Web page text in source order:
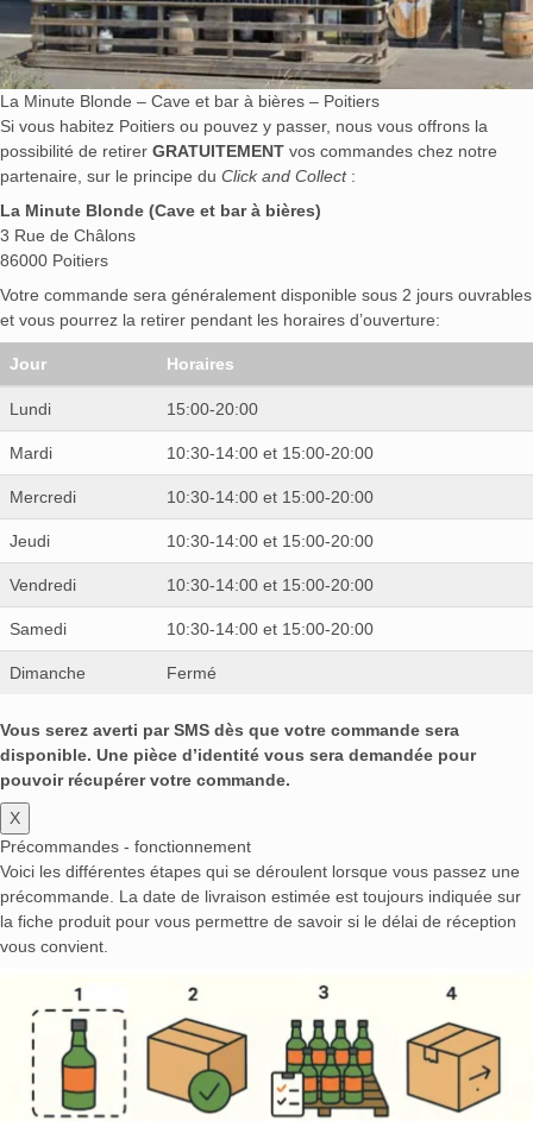
La Minute Blonde – Cave et bar à bières – Poitiers
Si vous habitez Poitiers ou pouvez y passer, nous vous offrons la
possibilité de retirer GRATUITEMENT vos commandes chez notre
partenaire, sur le principe du Click and Collect:
La Minute Blonde (Cave et bar à bières)
3 Rue de Châlons
86000 Poitiers
Votre commande sera généralement disponible sous 2 jours ouvrables
et vous pourrez la retirer pendant les horaires d’ouverture:
Jour Horaires
Lundi 15:00-20:00
Mardi 10:30-14:00 et 15:00-20:00
Mercredi 10:30-14:00 et 15:00-20:00
Jeudi 10:30-14:00 et 15:00-20:00
Vendredi 10:30-14:00 et 15:00-20:00
Samedi 10:30-14:00 et 15:00-20:00
Dimanche Fermé
Vous serez averti par SMS dès que votre commande sera
disponible. Une pièce d’identité vous sera demandée pour
pouvoir récupérer votre commande.
X
Précommandes - fonctionnement
Voici les différentes étapes qui se déroulent lorsque vous passez une
précommande. La date de livraison estimée est toujours indiquée sur
la fiche produit pour vous permettre de savoir si le délai de réception
vous convient.